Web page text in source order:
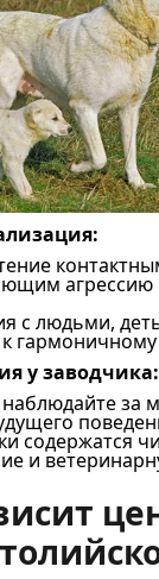
агрессию
с людьми,
у заводчика:
за
содержатся
и